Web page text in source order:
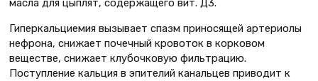
масла для цыплят, содержащего вит. Д3.
Гиперкальциемия вызывает спазм приносящей артериолы
нефрона, снижает почечный кровоток в корковом
веществе, снижает клубочковую фильтрацию.
Поступление кальция в эпителий канальцев приводит к